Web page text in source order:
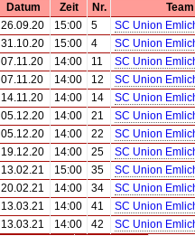
Datum Zeit Nr.
26.09.20
15:00 5
SC Union
31.10.20
15:00 4
SC Union
07.11.20
14:00 11
SC Union
07.11.20
14:00 12
SC Union
14.11.20
14:00 14
SC Union
05.12.20
14:00 21
SC Union
05.12.20
14:00 22
SC Union
19.12.20
14:00 25
SC Union
13.02.21
15:00 35
SC Union
20.02.21
14:00 34
SC Union
13.03.21
14:00 41
SC Union
13.03.21
14:00 42
SC Union